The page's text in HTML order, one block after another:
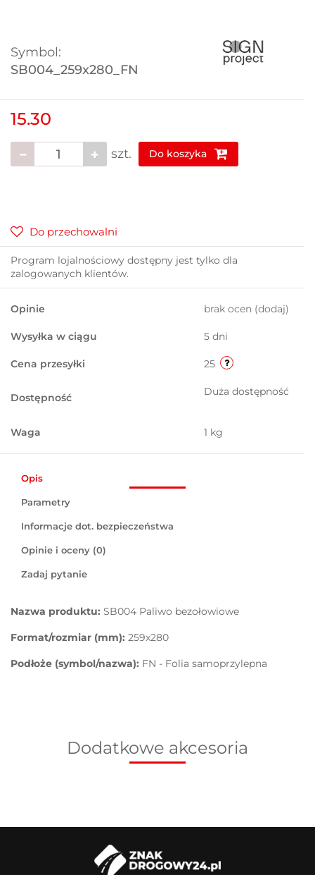
Symbol:
SB004_259x280_FN
15.30
szt. Do koszyka
Do przechowalni
Program lojalnościowy dostępny jest tylko dla
zalogowanych klientów.
Opinie brak ocen (dodaj)
Wysyłka w ciągu 5 dni
Cena przesyłki 25
Dostępność Duża dostępność
Waga 1 kg
Opis
Parametry
Informacje dot. bezpieczeństwa
Opinie i oceny (0)
Zadaj pytanie
Nazwa produktu: SB004 Paliwo bezołowiowe
Format/rozmiar (mm): 259x280
Podłoże (symbol/nazwa): FN - Folia samoprzylepna
Dodatkowe akcesoria